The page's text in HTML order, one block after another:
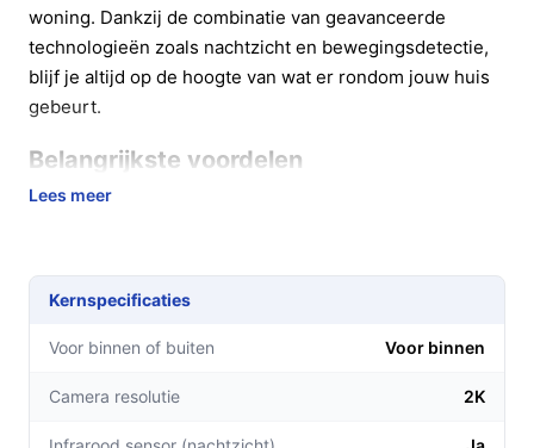
woning. Dankzij de combinatie van geavanceerde
technologieën zoals nachtzicht en bewegingsdetectie,
blijf je altijd op de hoogte van wat er rondom jouw huis
gebeurt.
Belangrijkste voordelen
Met de Finex beveiligingscamera geniet je van
Haarscherpe beelden:
vast in Full HD, zodat je elk detail duidelijk kunt
24/7 bewaking:
Met de speciale nachtzichtmodus
Lees meer
Kernspecificaties
Voor binnen of buiten Voor binnen
Camera resolutie 2K